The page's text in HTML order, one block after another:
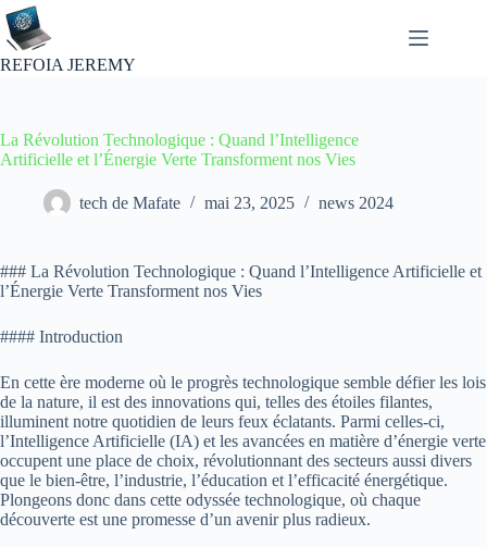
Passer
au
contenu
REFOIA JEREMY
La Révolution Technologique : Quand l’Intelligence
Artificielle et l’Énergie Verte Transforment nos Vies
tech de Mafate mai 23, 2025 news 2024
### La Révolution Technologique : Quand l’Intelligence Artificielle et
l’Énergie Verte Transforment nos Vies
#### Introduction
En cette ère moderne où le progrès technologique semble défier les lois
de la nature, il est des innovations qui, telles des étoiles filantes,
illuminent notre quotidien de leurs feux éclatants. Parmi celles-ci,
l’Intelligence Artificielle (IA) et les avancées en matière d’énergie verte
occupent une place de choix, révolutionnant des secteurs aussi divers
que le bien-être, l’industrie, l’éducation et l’efficacité énergétique.
Plongeons donc dans cette odyssée technologique, où chaque
découverte est une promesse d’un avenir plus radieux.